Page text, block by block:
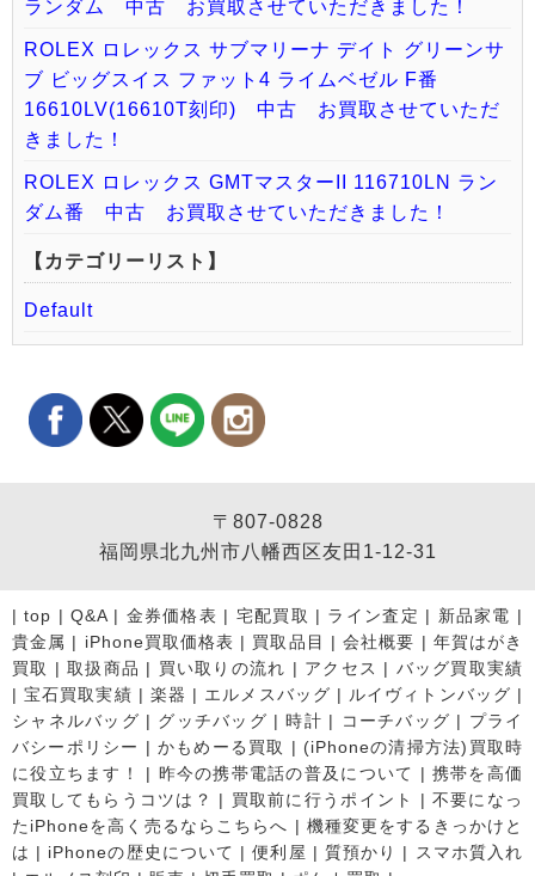
ランダム 中古 お買取させていただきました！
ROLEX ロレックス サブマリーナ デイト グリーンサ
ブ ビッグスイス ファット4 ライムベゼル F番
16610LV(16610T刻印) 中古 お買取させていただ
きました！
ROLEX ロレックス GMTマスターII 116710LN ラン
ダム番 中古 お買取させていただきました！
【カテゴリーリスト】
Default
〒807-0828
福岡県北九州市八幡西区友田1-12-31
|top | Q&A| 金券価格表 | 宅配買取 | ライン査定 | 新品家電 |
貴金属 | iPhone買取価格表 | 買取品目 |会社概要 | 年賀はがき
買取
|取扱商品 | 買い取りの流れ | アクセス | バッグ買取実績
|宝石買取実績 | 楽器 | エルメスバッグ | ルイヴィトンバッグ |
シャネルバッグ | グッチバッグ |時計 | コーチバッグ | プライ
バシーポリシー |かもめーる買取 | (iPhoneの清掃方法)買取時
に役立ちます！
| 昨今の携帯電話の普及について | 携帯を高価
買取してもらうコツは？
| 買取前に行うポイント | 不要になっ
たiPhoneを高く売るならこちらへ | 機種変更をするきっかけと
は | iPhoneの歴史について |便利屋 | 質預かり |
スマホ質入れ